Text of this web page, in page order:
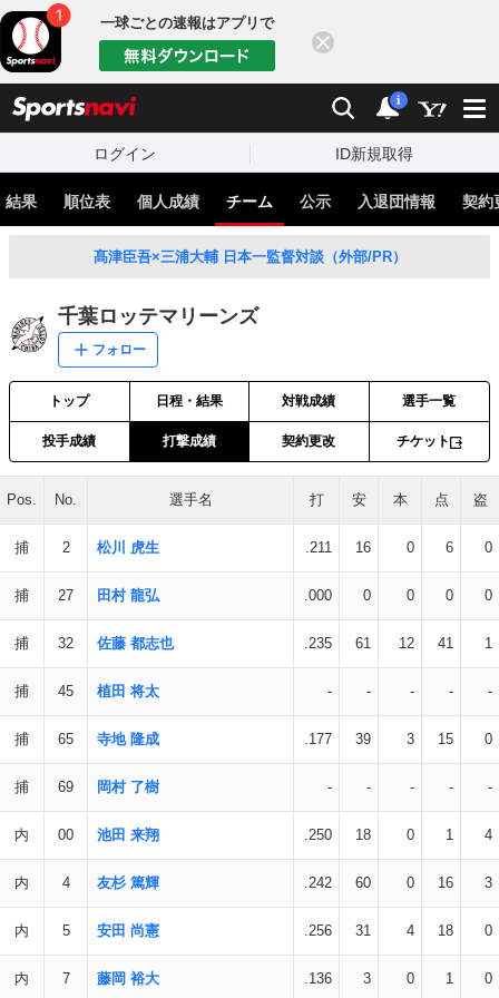
一球ごとの速報はアプリで
検索 通知
i
ログイン ID新規取得
結果 順位表 個人成績 チーム 公示 入退団情報 契約
髙津臣吾×三浦大輔 日本一監督対談（外部/PR）
千葉ロッテマリーンズ
フォロー
トップ 日程・結果 対戦成績 選手一覧
投手成績 打撃成績 契約更改 チケット
Pos. No. 選手名 打 安 本 点 盗
捕 2 松川 虎生 .211 16 0 6 0
捕 27 田村 龍弘 .000 0 0 0 0
捕 32 佐藤 都志也 .235 61 12 41 1
捕 45 植田 将太 - - - - -
捕 65 寺地 隆成 .177 39 3 15 0
捕 69 岡村 了樹 - - - - -
内 00 池田 来翔 .250 18 0 1 4
内 4 友杉 篤輝 .242 60 0 16 3
内 5 安田 尚憲 .256 31 4 18 0
内 7 藤岡 裕大 .136 3 0 1 0